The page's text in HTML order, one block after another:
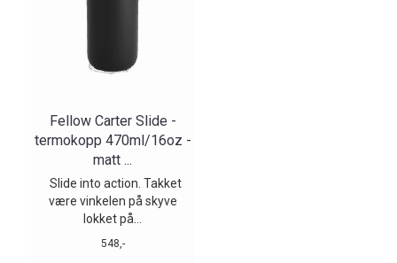
Fellow Carter Slide -
termokopp 470ml/16oz -
matt ...
Slide into action. Takket
være vinkelen på skyve
lokket på...
548,-